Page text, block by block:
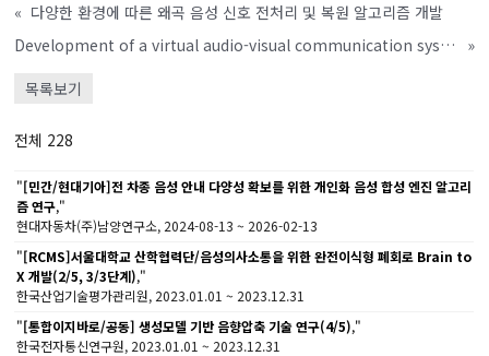
« 다양한 환경에 따른 왜곡 음성 신호 전처리 및 복원 알고리즘 개발
Development of a virtual audio-visual communication system: talking face generation
»
목록보기
전체 228
"[민간/현대기아]전 차종 음성 안내 다양성 확보를 위한 개인화 음성 합성 엔진 알고리
즘 연구,"
현대자동차(주)남양연구소, 2024-08-13 ~ 2026-02-13
"[RCMS]서울대학교 산학협력단/음성의사소통을 위한 완전이식형 폐회로 Brain to
X 개발(2/5, 3/3단계),"
한국산업기술평가관리원, 2023.01.01 ~ 2023.12.31
"[통합이지바로/공동] 생성모델 기반 음향압축 기술 연구(4/5),"
한국전자통신연구원, 2023.01.01 ~ 2023.12.31